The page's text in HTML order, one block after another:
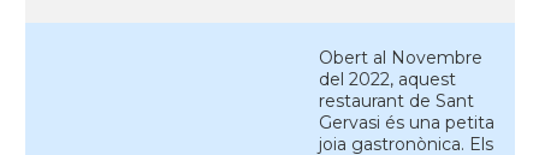
Obert al Novembre
del 2022, aquest
restaurant de Sant
Gervasi és una petita
joia gastronònica. Els